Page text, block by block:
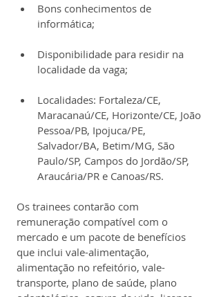
Bons conhecimentos de
informática;
Disponibilidade para residir na
localidade da vaga;
Localidades: Fortaleza/CE,
Maracanaú/CE, Horizonte/CE, João
Pessoa/PB, Ipojuca/PE,
Salvador/BA, Betim/MG, São
Paulo/SP, Campos do Jordão/SP,
Araucária/PR e Canoas/RS.
Os trainees contarão com
remuneração compatível com o
mercado e um pacote de benefícios
que inclui vale-alimentação,
alimentação no refeitório, vale-
transporte, plano de saúde, plano